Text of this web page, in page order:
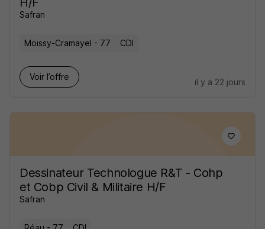
Safran
Moissy-Cramayel - 77 CDI
Voir l’offre
il y a 22 jours
Dessinateur Technologue R&T - Cohp
et Cobp Civil & Militaire H/F
Safran